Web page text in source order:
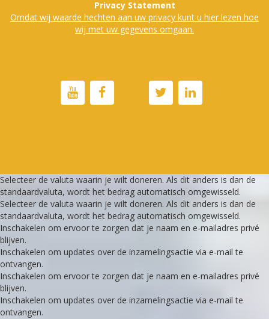
Privacy Statement
Omdat wij waarde hechten aan uw privacy kunt u hier lezen hoe
wij met uw gegevens omgaan.
Selecteer de valuta waarin je wilt doneren. Als dit anders is dan de
standaardvaluta, wordt het bedrag automatisch omgewisseld.
Selecteer de valuta waarin je wilt doneren. Als dit anders is dan de
standaardvaluta, wordt het bedrag automatisch omgewisseld.
Inschakelen om ervoor te zorgen dat je naam en e-mailadres privé
blijven.
Inschakelen om updates over de inzamelingsactie via e-mail te
ontvangen.
Inschakelen om ervoor te zorgen dat je naam en e-mailadres privé
blijven.
Inschakelen om updates over de inzamelingsactie via e-mail te
ontvangen.